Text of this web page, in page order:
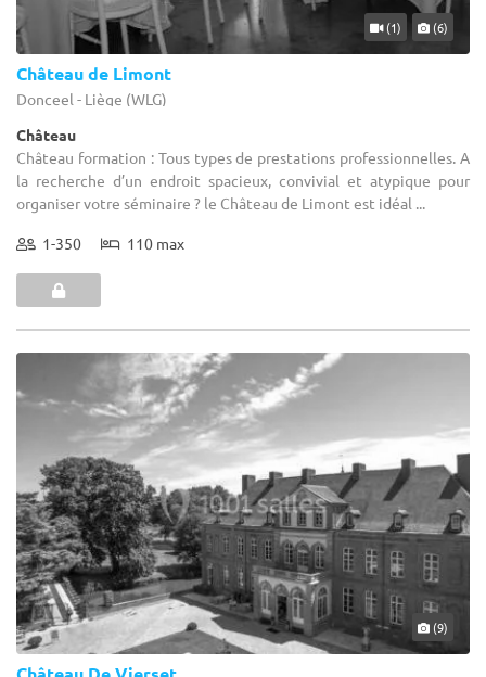
(1) (6)
Château de Limont
Donceel - Liège (WLG)
Château
Château formation : Tous types de prestations professionnelles. A
la recherche d’un endroit spacieux, convivial et atypique pour
organiser votre séminaire ? le Château de Limont est idéal ...
1-350 110 max
(9)